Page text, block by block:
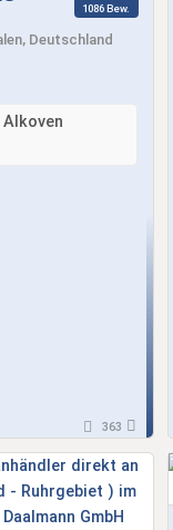
1086 Bew.
Deutschland
Alkoven
363